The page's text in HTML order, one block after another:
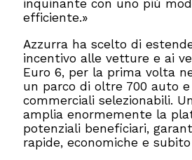
inquinante con uno più
efficiente.»
Azzurra ha scelto di
incentivo alle vetture e ai
Euro 6, per la prima volta
un parco di oltre 700 auto
commerciali selezionabili.
amplia enormemente la
potenziali beneficiari,
rapide, economiche e